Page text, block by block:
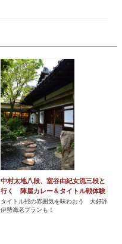
中村太地八段、室谷由紀女流三段と
行く 陣屋カレー＆タイトル戦体験
タイトル戦の雰囲気を味わおう 大好評
伊勢海老プランも！